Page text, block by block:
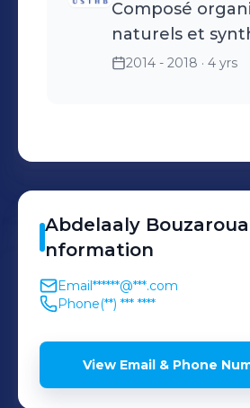
Composé
naturels et
2014 - 2018 · 4 yrs
Abdelaaly
nformation
Email******@***.com
Phone(**) *** ****
View Email & Phone